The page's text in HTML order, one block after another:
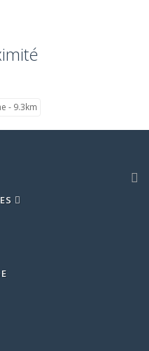
- 9.3km